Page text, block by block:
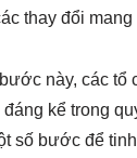
thay đổi
này, các
kể trong
số bước để